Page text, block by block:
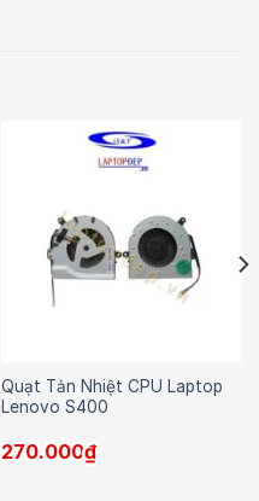
Quạt Tản Nhiệt CPU Laptop
Lenovo S400
270.000₫